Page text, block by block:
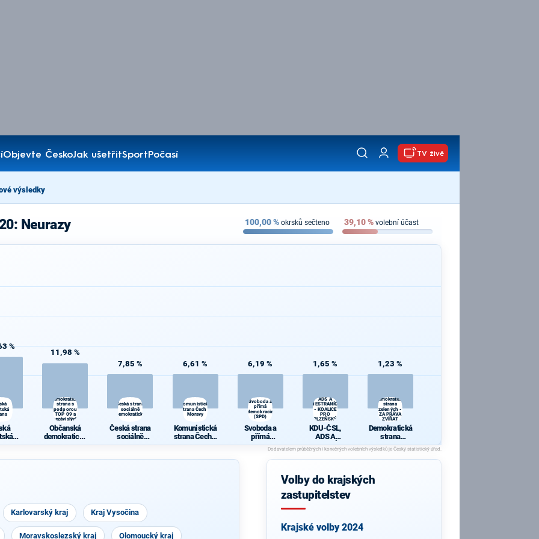
Objevte ČeskoJak ušetřitSportPočasí
TV živě
výsledky
Neurazy 100,00% okrsků sečteno 39,10% volební účast
%
11,98 %
demokratická
strana s
podporou
TOP 09 a
nezávislých
starostů
Občanská
demokratická
09 a
7,85 %
Česká strana
sociálně
demokratická
Česká strana
sociálně
6,61 %
Komunistická
strana Čech a
Moravy
Komunistická
strana Čech a
Moravy
6,19 %
Svoboda a
přímá
demokracie
(SPD)
Svoboda a
přímá
demokracie
(SPD)
1,65 %
ADS A
NESTRANÍCI
- KOALICE
PRO
PLZEŇSKÝ
KRAJ
KDU-ČSL,
ADS A
NESTRANÍCI -
KOALICE PRO
PLZEŇSKÝ
1,23 %
Demokratická
strana
zelených -
ZA PRÁVA
ZVÍŘAT
Demokratická
strana
zelených - ZA
PRÁVA
ZVÍŘAT
Karlovarský kraj Kraj Vysočina
Moravskoslezský kraj Olomoucký kraj
Volby do krajských
zastupitelstev
Krajské volby 2024